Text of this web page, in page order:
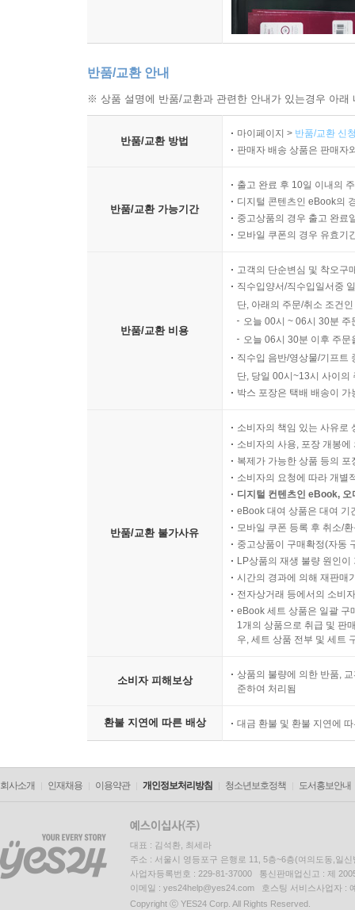
반품/교환 안내
※ 상품 설명에 반품/교환과 관련한 안내가 있는경우 아
반품/교환 방법
마이페이지 > 반품/교환 신
판매자 배송 상품은 판매자
반품/교환 가능기간
출고 완료 후 10일 이내의
디지털 콘텐츠인 eBook의
중고상품의 경우 출고 완료
모바일 쿠폰의 경우 유효기
반품/교환 비용
고객의 단순변심 및 착오구
직수입양서/직수입일서중
단, 아래의 주문/취소 조건
오늘 00시 ~ 06시 30분
오늘 06시 30분 이후 주
직수입 음반/영상물/기프트
단, 당일 00시~13시 사이의
박스 포장은 택배 배송이
반품/교환 불가사유
소비자의 책임 있는 사유로
소비자의 사용, 포장 개봉
복제가 가능한 상품 등의
소비자의 요청에 따라 개별
디지털 컨텐츠인 eBook,
eBook 대여 상품은 대여 기
모바일 쿠폰 등록 후 취소/
중고상품이 구매확정(자동
LP상품의 재생 불량 원인
시간의 경과에 의해 재판매
전자상거래 등에서의 소비
eBook 세트 상품은 일괄 구
1개의 상품으로 취급 및 판
우, 세트 상품 전부 및 세트
소비자 피해보상
상품의 불량에 의한 반품,
준하여 처리됨
환불 지연에 따른 배상 대금 환불 및 환불 지연에
회사소개 인재채용 이용약관 개인정보처리방침 청소년보호정책 도서홍보안내
대표 : 김석환, 최세라
주소 : 서울시 영등포구 은행로 11, 5층~6층(여의도동,일신
사업자등록번호 : 229-81-37000 통신판매업신고 : 제
이메일 : yes24help@yes24.com 호스팅 서비스사업자 :
Copyright ⓒ YES24 Corp. All Rights Reserved.